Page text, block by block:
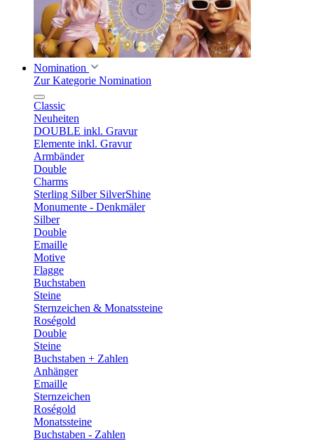
Nomination
Zur Kategorie Nomination
Classic
Neuheiten
DOUBLE inkl. Gravur
Elemente inkl. Gravur
Armbänder
Double
Charms
Sterling Silber SilverShine
Monumente - Denkmäler
Silber
Double
Emaille
Motive
Flagge
Buchstaben
Steine
Sternzeichen & Monatssteine
Roségold
Double
Steine
Buchstaben + Zahlen
Anhänger
Emaille
Sternzeichen
Roségold
Monatssteine
Buchstaben - Zahlen